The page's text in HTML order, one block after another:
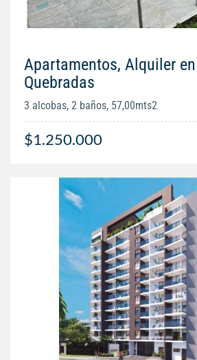
Apartamentos, Alquiler
Quebradas
3 alcobas, 2 baños, 57,00mts2
$1.250.000